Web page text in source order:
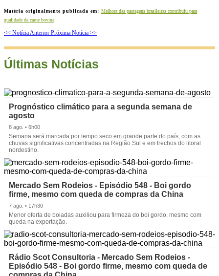
Matéria originalmente publicada em: Melhora das pastagens brasileiras contribuiu para
qualidade da carne bovina
<< Notícia Anterior Próxima Notícia >>
Últimas Notícias
Prognóstico climático para a segunda semana de
agosto
8 ago. • 6h00
Semana será marcada por tempo seco em grande parte do país, com as
chuvas significativas concentradas na Região Sul e em trechos do litoral
nordestino.
Mercado Sem Rodeios - Episódio 548 - Boi gordo
firme, mesmo com queda de compras da China
7 ago. • 17h30
Menor oferta de boiadas auxiliou para firmeza do boi gordo, mesmo com
queda na exportação.
Rádio Scot Consultoria - Mercado Sem Rodeios -
Episódio 548 - Boi gordo firme, mesmo com queda de